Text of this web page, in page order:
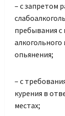
– с запретом
пребывания с
алкогольного
опьянения;
– с
курения в
местах;